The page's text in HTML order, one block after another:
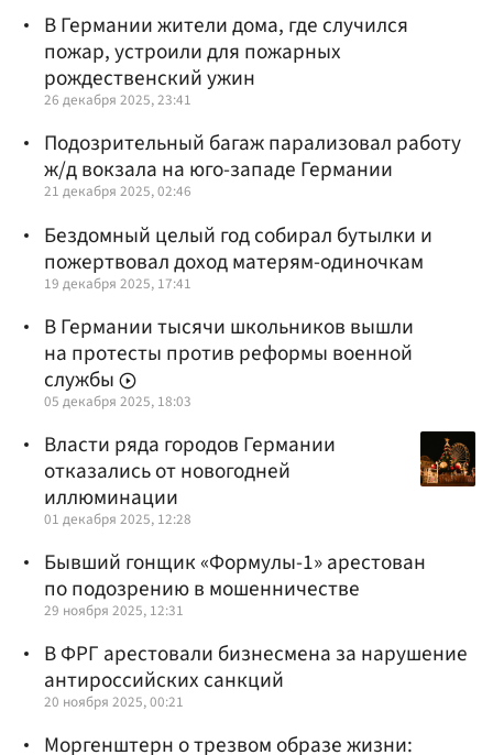
В Германии жители дома, где случился
пожар, устроили для пожарных
рождественский ужин
26 декабря 2025, 23:41
Подозрительный багаж парализовал работу
ж/д вокзала на юго-западе Германии
21 декабря 2025, 02:46
Бездомный целый год собирал бутылки и
пожертвовал доход матерям-одиночкам
19 декабря 2025, 17:41
В Германии тысячи школьников вышли
на протесты против реформы военной
службы
05 декабря 2025, 18:03
Власти ряда городов Германии
отказались от новогодней
иллюминации
01 декабря 2025, 12:28
Бывший гонщик «Формулы-1» арестован
по подозрению в мошенничестве
29 ноября 2025, 12:31
В ФРГ арестовали бизнесмена за нарушение
антироссийских санкций
20 ноября 2025, 00:21
Моргенштерн о трезвом образе жизни: